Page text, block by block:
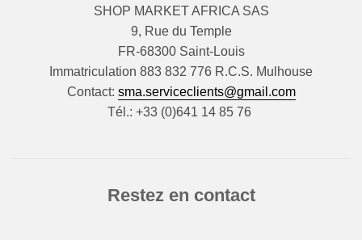
SHOP MARKET AFRICA SAS
9, Rue du Temple
FR-68300 Saint-Louis
Immatriculation 883 832 776 R.C.S. Mulhouse
Contact: sma.serviceclients@gmail.com
Tél.: +33 (0)641 14 85 76
Restez en contact